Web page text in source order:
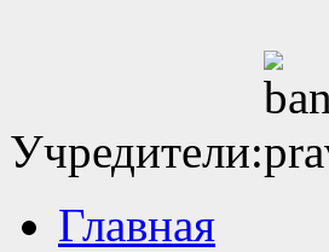
Учредители:
Главная